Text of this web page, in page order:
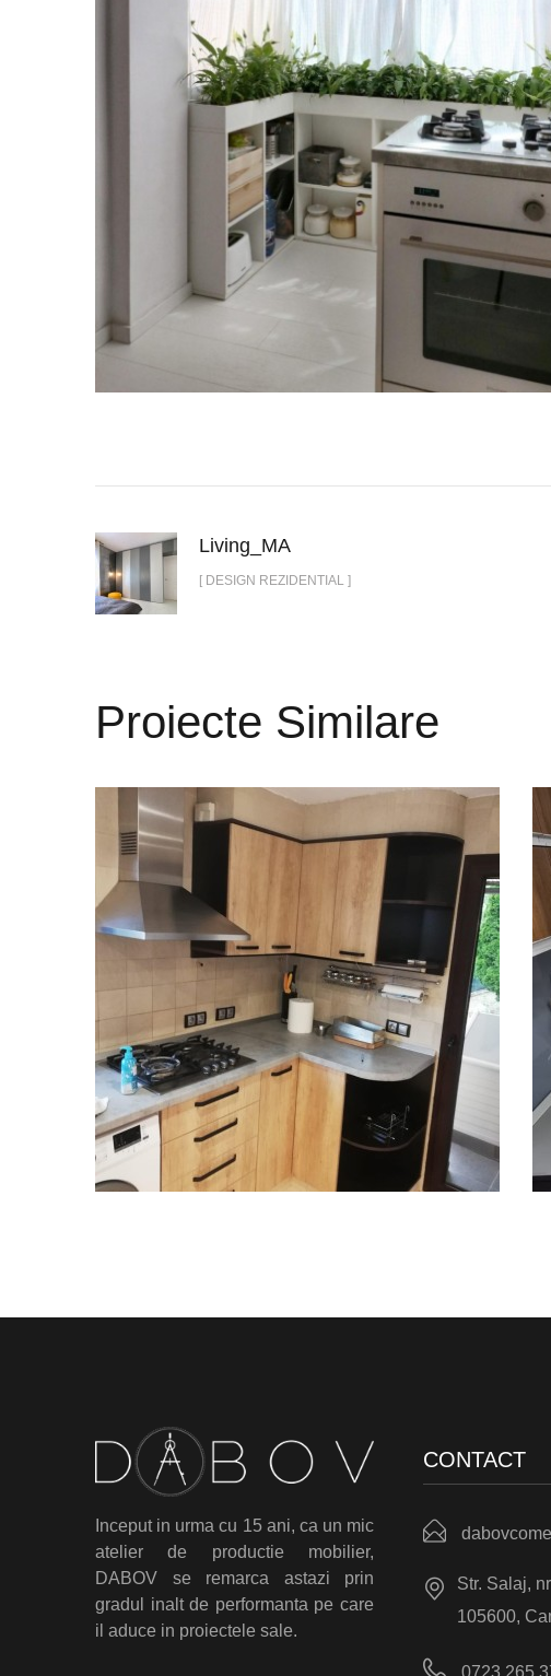
Living_MA
[ DESIGN REZIDENTIAL ]
Proiecte Similare
Bucatarie_WOOD
Inceput in urma cu 15 ani, ca un mic
atelier de productie mobilier,
DABOV se remarca astazi prin
gradul inalt de performanta pe care
il aduce in proiectele sale.
CONTACT
Str. Salaj,
105600,
0723 265